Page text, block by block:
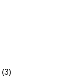
(3)